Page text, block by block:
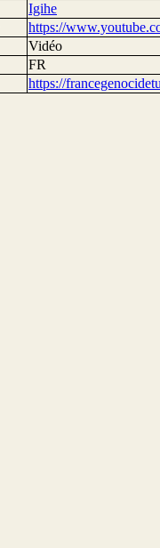
Igihe
https://
Vidéo
FR
https://